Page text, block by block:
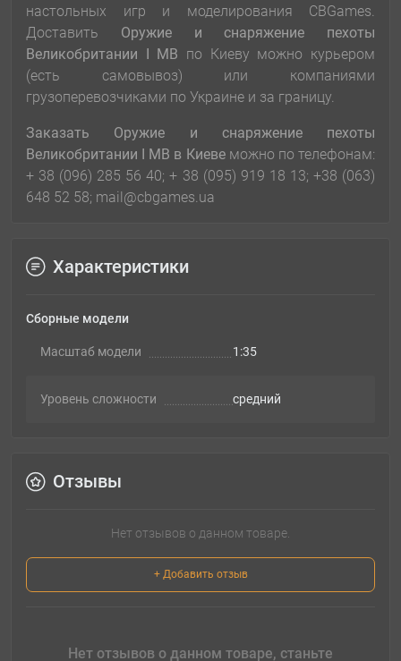
настольных игр и моделирования CBGames.
Доставить Оружие и снаряжение пехоты
Великобритании І МВ по Киеву можно курьером
(есть самовывоз) или компаниями
грузоперевозчиками по Украине и за границу.
Заказать Оружие и снаряжение пехоты
Великобритании І МВ в Киевеможно по телефонам:
+ 38 (096) 285 56 40; + 38 (095) 919 18 13; +38 (063)
648 52 58; mail@cbgames.ua
Характеристики
Сборные модели
Масштаб модели 1:35
Уровень сложности cредний
Отзывы
Нет отзывов о данном товаре.
+ Добавить отзыв
Нет отзывов о данном товаре, станьте